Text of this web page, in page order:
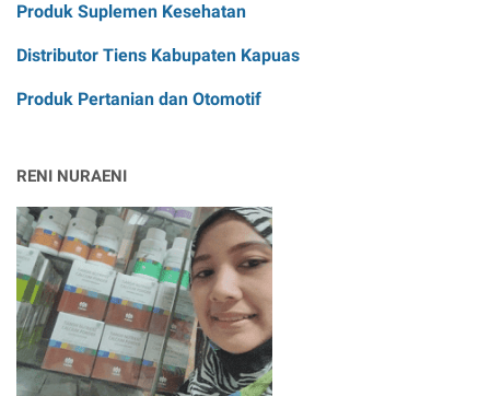
Produk Suplemen Kesehatan
Distributor Tiens Kabupaten Kapuas
Produk Pertanian dan Otomotif
RENI NURAENI